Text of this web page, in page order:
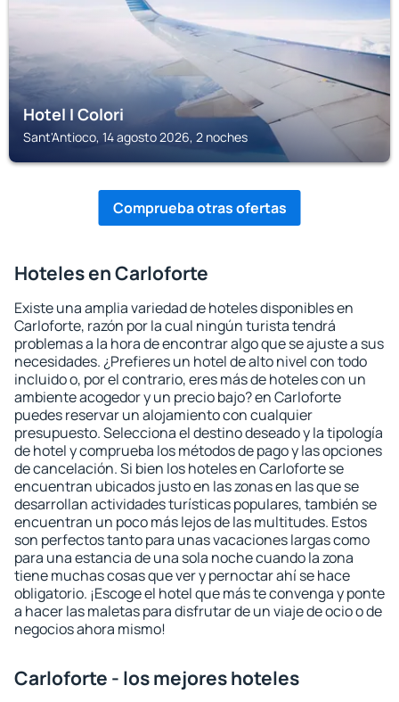
Hotel I Colori
Sant'Antioco, 14 agosto 2026, 2 noches
Comprueba otras ofertas
Hoteles en Carloforte
Existe una amplia variedad de hoteles disponibles en
Carloforte, razón por la cual ningún turista tendrá
problemas a la hora de encontrar algo que se ajuste a sus
necesidades. ¿Prefieres un hotel de alto nivel con todo
incluido o, por el contrario, eres más de hoteles con un
ambiente acogedor y un precio bajo? en Carloforte
puedes reservar un alojamiento con cualquier
presupuesto. Selecciona el destino deseado y la tipología
de hotel y comprueba los métodos de pago y las opciones
de cancelación. Si bien los hoteles en Carloforte se
encuentran ubicados justo en las zonas en las que se
desarrollan actividades turísticas populares, también se
encuentran un poco más lejos de las multitudes. Estos
son perfectos tanto para unas vacaciones largas como
para una estancia de una sola noche cuando la zona
tiene muchas cosas que ver y pernoctar ahí se hace
obligatorio. ¡Escoge el hotel que más te convenga y ponte
a hacer las maletas para disfrutar de un viaje de ocio o de
negocios ahora mismo!
Carloforte - los mejores hoteles